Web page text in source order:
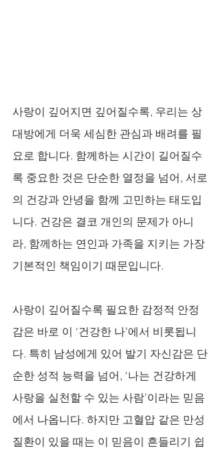
사랑이 깊어지면 깊어질수록, 우리는 상
대방에게 더욱 세심한 관심과 배려를 필
요로 합니다. 함께하는 시간이 길어질수
록 중요한 것은 단순한 열정을 넘어, 서로
의 건강과 안녕을 함께 고민하는 태도입
니다. 건강은 결코 개인의 문제가 아니
라, 함께하는 연인과 가족을 지키는 가장
기본적인 책임이기 때문입니다.
사랑이 깊어질수록 필요한 감정적 안정
감은 바로 이 ‘건강한 나’에서 비롯됩니
다. 특히 남성에게 있어 발기 자신감은 단
순한 성적 능력을 넘어, ‘나는 건강하게
사랑을 실천할 수 있는 사람’이라는 믿음
에서 나옵니다. 하지만 고혈압 같은 만성
질환이 있을 때는 이 믿음이 흔들리기 쉽